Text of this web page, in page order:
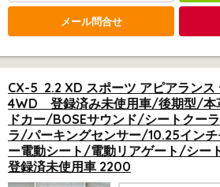
メール問合せ
CX-5 2.2 XD スポーツ アピアランス
4WD 登録済み未使用車/後期型/本
ドカー/BOSEサウンド/シートクー
ラ/パーキングセンサー/10.25イン
ー電動シート/電動リアゲート/シー
登録済未使用車 2200